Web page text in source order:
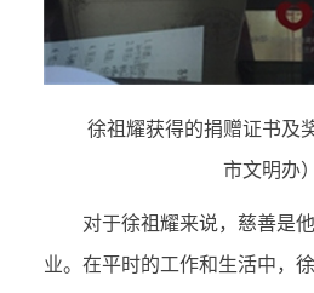
徐祖耀获得的捐赠证书及
市文明办）
对于徐祖耀来说，慈善是他
业。在平时的工作和生活中，